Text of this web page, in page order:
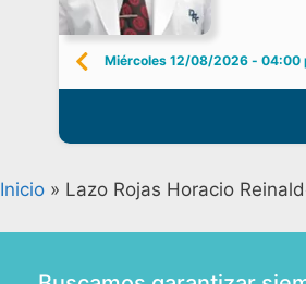
Miércoles 12/08/2026 - 04:00
Inicio » Lazo Rojas Horacio